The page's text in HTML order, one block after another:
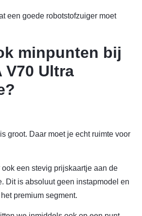
een goede robotstofzuiger moet
minpunten bij
V70 Ultra
groot. Daar moet je echt ruimte voor
ook een stevig prijskaartje aan de
Dit is absoluut geen instapmodel en
premium segment.